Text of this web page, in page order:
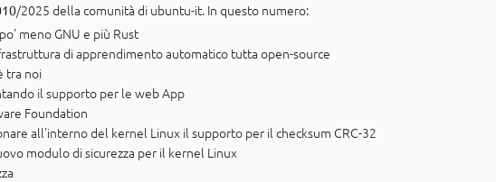
/2025 della comunità di ubuntu-it. In questo numero:
meno GNU e più Rust
di apprendimento automatico tutta open-source
tra noi
il supporto per le web App
Foundation
all'interno del kernel Linux il supporto per il checksum CRC-32
modulo di sicurezza per il kernel Linux